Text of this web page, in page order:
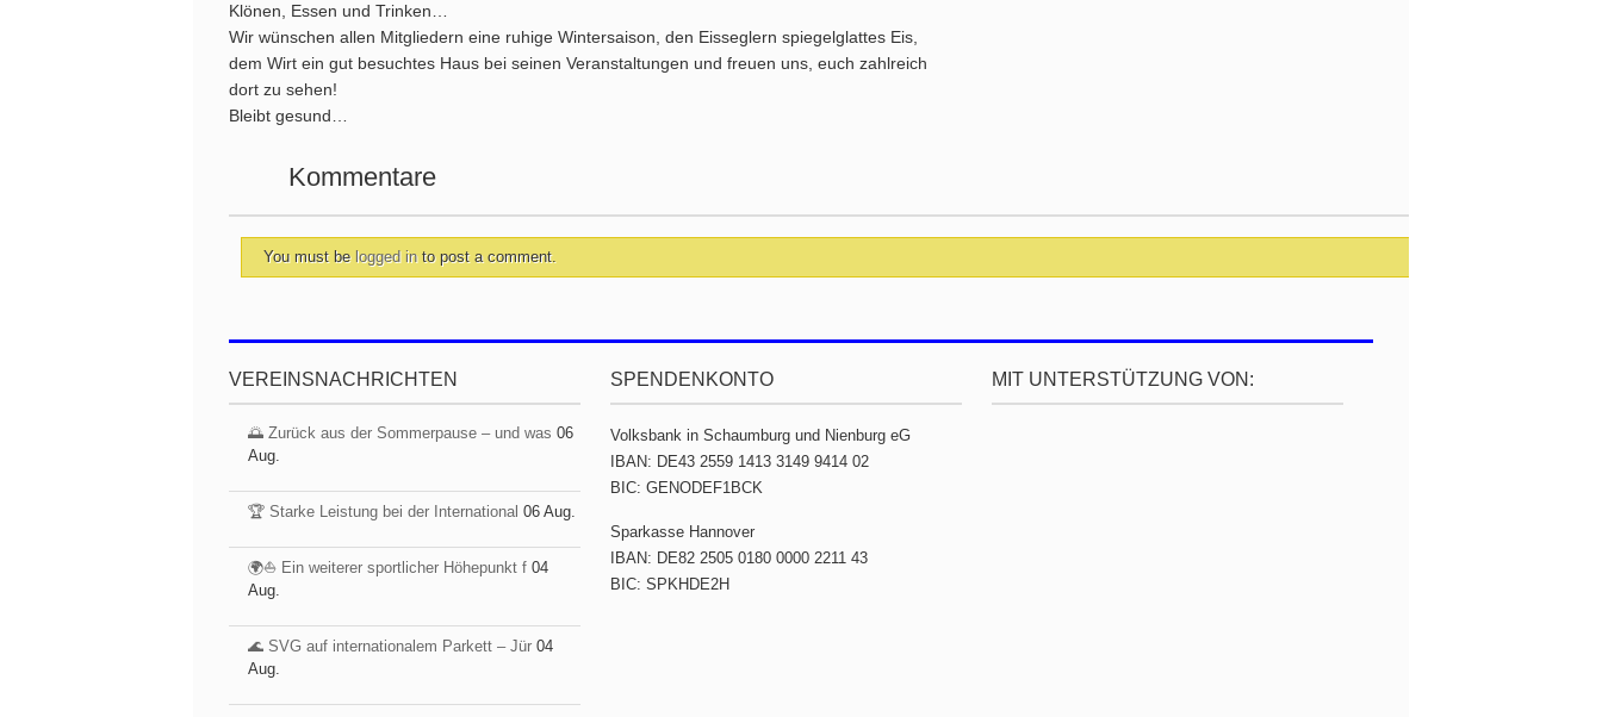
Klönen, Essen und Trinken…
Wir wünschen allen Mitgliedern eine ruhige Wintersaison, den Eisseglern spiegelglattes Eis,
dem Wirt ein gut besuchtes Haus bei seinen Veranstaltungen und freuen uns, euch zahlreich
dort zu sehen!
Bleibt gesund…
Kommentare
You must be logged in to post a comment.
VEREINSNACHRICHTEN
🌅 Zurück aus der Sommerpause – und was 06
Aug.
🏆 Starke Leistung bei der International 06 Aug.
🌍⛵ Ein weiterer sportlicher Höhepunkt f 04
Aug.
🌊 SVG auf internationalem Parkett – Jür 04
Aug.
SPENDENKONTO
Volksbank in Schaumburg und Nienburg eG
IBAN: DE43 2559 1413 3149 9414 02
BIC: GENODEF1BCK
Sparkasse Hannover
IBAN: DE82 2505 0180 0000 2211 43
BIC: SPKHDE2H
MIT UNTERSTÜTZUNG VON: